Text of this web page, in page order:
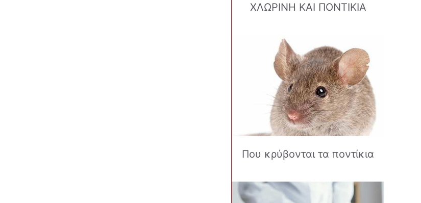
ΧΛΩΡΙΝΗ ΚΑΙ ΠΟΝΤΙΚΙΑ
Που κρύβονται τα ποντίκια